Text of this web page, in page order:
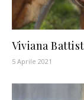
Viviana
5 Aprile 2021